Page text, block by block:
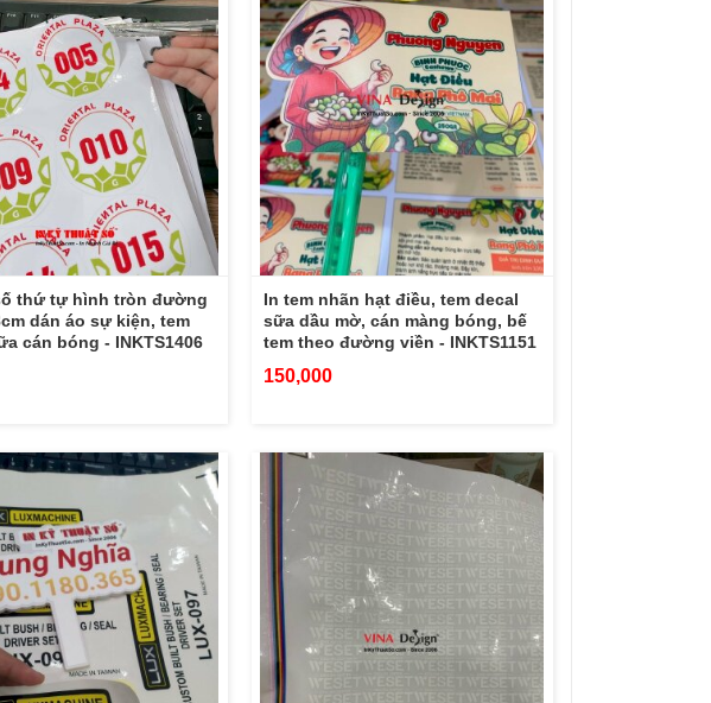
thứ tự hình tròn đường
dán áo sự kiện, tem
cán bóng - INKTS1406
In tem nhãn hạt điều, tem decal
sữa dầu mờ, cán màng bóng, bế
tem theo đường viền - INKTS1151
150,000